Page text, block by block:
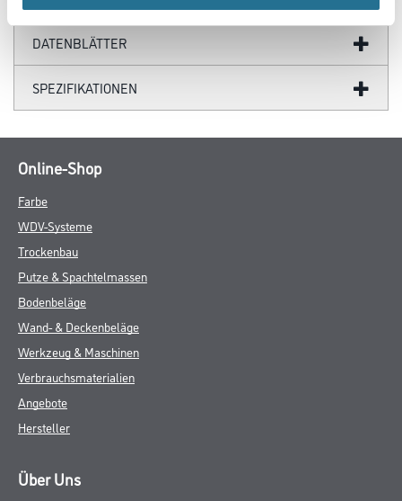
DATENBLÄTTER
SPEZIFIKATIONEN
Online-Shop
Farbe
WDV-Systeme
Trockenbau
Putze & Spachtelmassen
Bodenbeläge
Wand- & Deckenbeläge
Werkzeug & Maschinen
Verbrauchsmaterialien
Angebote
Hersteller
Über Uns